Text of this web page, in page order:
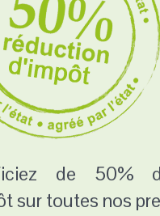
de 50%
sur toutes nos